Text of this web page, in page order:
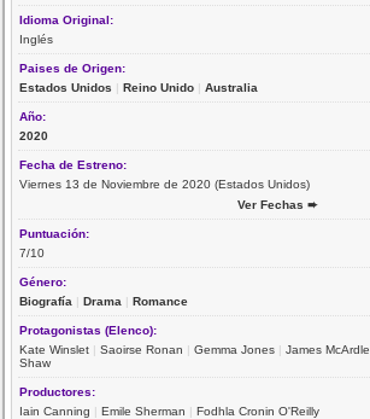
Idioma Original:
Inglés
Paises de Origen:
Estados Unidos |Reino Unido |Australia
Año:
2020
Fecha de Estreno:
Viernes 13 de Noviembre de 2020 (Estados Unidos)
Ver Fechas ➨
Puntuación:
7/10
Género:
Biografía |Drama |Romance
Protagonistas (Elenco):
Kate Winslet |Saoirse Ronan |Gemma Jones |James McArdle
Shaw
Productores:
Iain Canning |Emile Sherman |Fodhla Cronin O'Reilly